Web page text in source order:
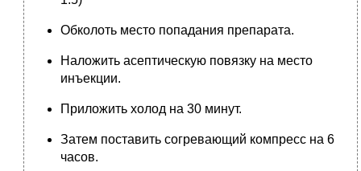
Обколоть место попадания препарата.
Наложить асептическую повязку на место
инъекции.
Приложить холод на 30 минут.
Затем поставить согревающий компресс на 6
часов.